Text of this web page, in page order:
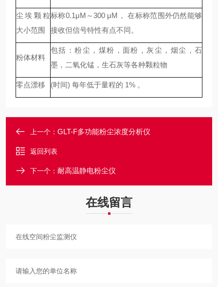
尘埃颗粒
大小范围
标称0.1μM～300 μM， 在标称范围外仍然能够
接收但信号特性有点不同。
粉体材料
包括：粉尘，煤粉，面粉，灰尘，烟尘，石
墨，二氧化锰，生石灰等各种颗粒物
零点漂移 (时间) 每年低于量程的 1% 。
上一个： GLT-F多功能粉尘浓度分析仪
返回列表
下一个： 耐高温静电粉尘仪
在线留言